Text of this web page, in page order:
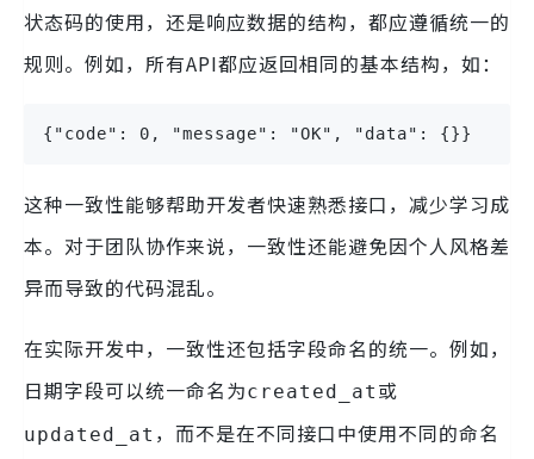
状态码的使用，还是响应数据的结构，都应遵循统一的
规则。例如，所有API都应返回相同的基本结构，如：
{"code": 0, "message": "OK", "data": {}}
这种一致性能够帮助开发者快速熟悉接口，减少学习成
本。对于团队协作来说，一致性还能避免因个人风格差
异而导致的代码混乱。
在实际开发中，一致性还包括字段命名的统一。例如，
日期字段可以统一命名为created_at 或
updated_at ，而不是在不同接口中使用不同的命名